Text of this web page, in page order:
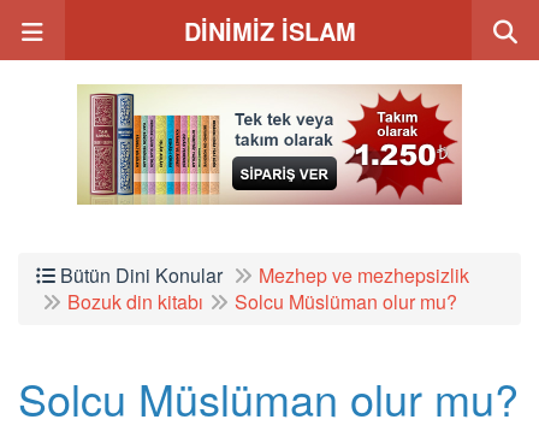
DİNİMİZ İSLAM
Bütün Dini Konular
Mezhep ve mezhepsizlik
Bozuk din kitabı
Solcu Müslüman olur mu?
Solcu Müslüman olur mu?